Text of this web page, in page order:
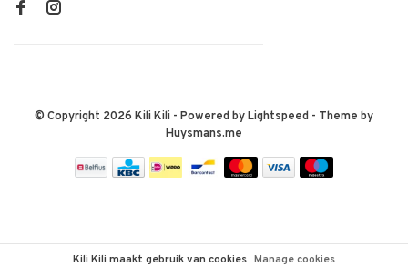
© Copyright 2026 Kili Kili - Powered byLightspeed - Theme by
Huysmans.me
Kili Kili maakt gebruik van cookies Manage cookies